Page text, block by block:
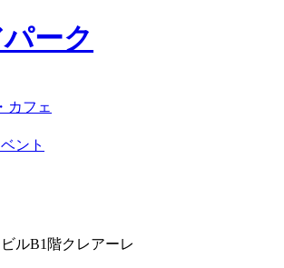
ーク
カフェ
ント
ルB1階クレアーレ